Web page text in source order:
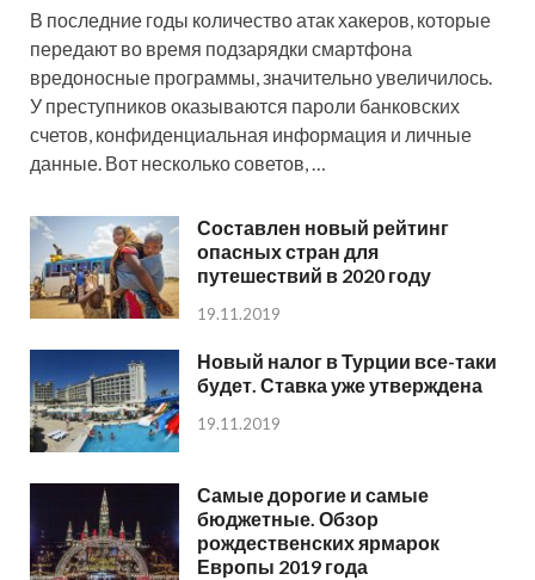
В последние годы количество атак хакеров, которые
передают во время подзарядки смартфона
вредоносные программы, значительно увеличилось.
У преступников оказываются пароли банковских
счетов, конфиденциальная информация и личные
данные. Вот несколько советов, …
Составлен новый рейтинг
опасных стран для
путешествий в 2020 году
19.11.2019
Новый налог в Турции все-таки
будет. Ставка уже утверждена
19.11.2019
Самые дорогие и самые
бюджетные. Обзор
рождественских ярмарок
Европы 2019 года